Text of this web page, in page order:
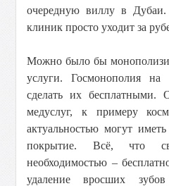
очередную виллу в
клиник просто уходит за
Можно было бы
услуги. Госмонополия на
сделать их бесплатными.
медуслуг, к примеру
актуальностью могут
покрытие. Всё, что
необходимостью –
удаление вросших